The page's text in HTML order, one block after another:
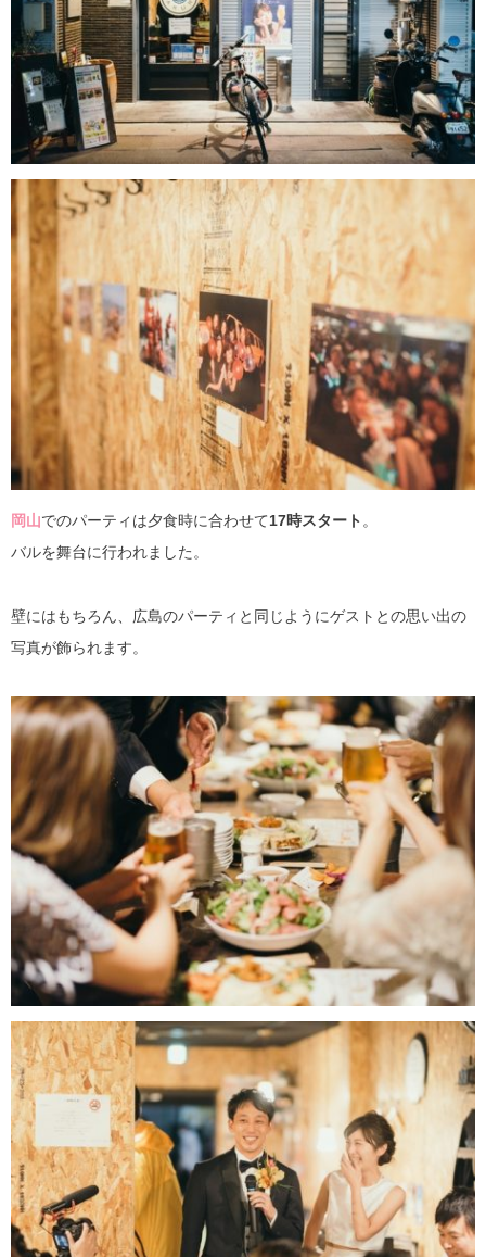
岡山でのパーティは夕食時に合わせて17時スタート 。
バルを舞台に行われました。
壁にはもちろん、広島のパーティと同じようにゲストとの思い出の
写真が飾られます。